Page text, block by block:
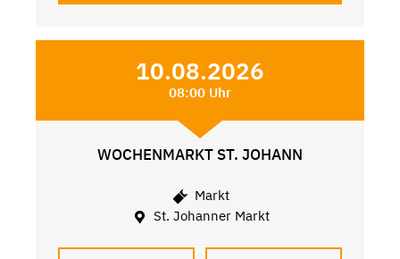
10.08.2026
08:00 Uhr
WOCHENMARKT ST. JOHANN
Markt
St. Johanner Markt